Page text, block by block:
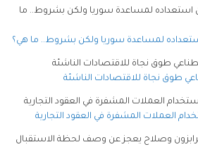
لمساعدة سوريا ولكن بشروط.. ما هي؟
طوق نجاة للاقتصادات الناشئة
العملات المشفرة في العقود التجارية